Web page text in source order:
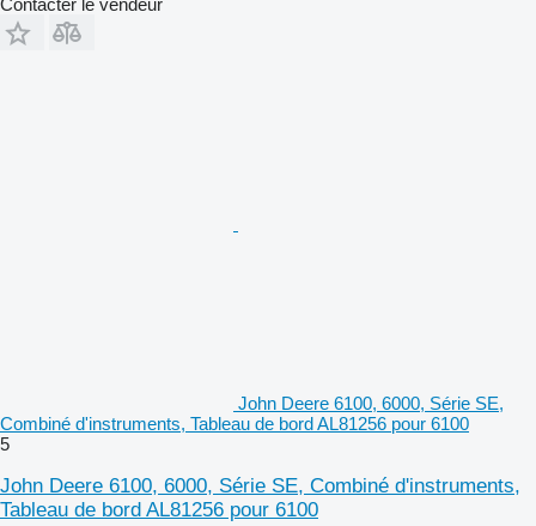
Contacter le vendeur
John Deere 6100, 6000, Série SE,
Combiné d'instruments, Tableau de bord AL81256 pour 6100
5
John Deere 6100, 6000, Série SE, Combiné d'instruments,
Tableau de bord AL81256 pour 6100